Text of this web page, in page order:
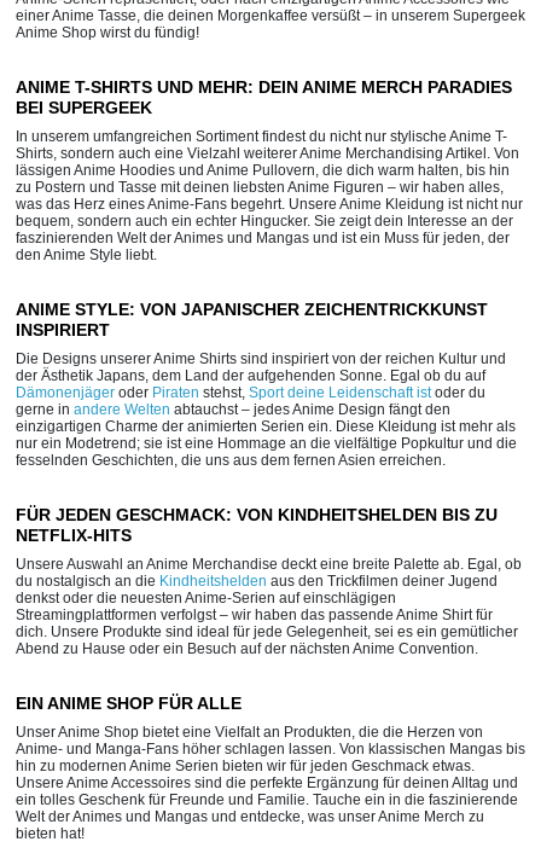
einer Anime Tasse, die deinen Morgenkaffee versüßt – in unserem Supergeek
Anime Shop wirst du fündig!
ANIME T-SHIRTS UND MEHR: DEIN ANIME MERCH PARADIES
BEI SUPERGEEK
In unserem umfangreichen Sortiment findest du nicht nur stylische Anime T-
Shirts, sondern auch eine Vielzahl weiterer Anime Merchandising Artikel. Von
lässigen Anime Hoodies und Anime Pullovern, die dich warm halten, bis hin
zu Postern und Tasse mit deinen liebsten Anime Figuren – wir haben alles,
was das Herz eines Anime-Fans begehrt. Unsere Anime Kleidung ist nicht nur
bequem, sondern auch ein echter Hingucker. Sie zeigt dein Interesse an der
faszinierenden Welt der Animes und Mangas und ist ein Muss für jeden, der
den Anime Style liebt.
ANIME STYLE: VON JAPANISCHER ZEICHENTRICKKUNST
INSPIRIERT
Die Designs unserer Anime Shirts sind inspiriert von der reichen Kultur und
der Ästhetik Japans, dem Land der aufgehenden Sonne. Egal ob du auf
Dämonenjäger oder Piraten stehst, Sport deine Leidenschaft istoder du
gerne in andere Welten abtauchst – jedes Anime Design fängt den
einzigartigen Charme der animierten Serien ein. Diese Kleidung ist mehr als
nur ein Modetrend; sie ist eine Hommage an die vielfältige Popkultur und die
fesselnden Geschichten, die uns aus dem fernen Asien erreichen.
FÜR JEDEN GESCHMACK: VON KINDHEITSHELDEN BIS ZU
NETFLIX-HITS
Unsere Auswahl an Anime Merchandise deckt eine breite Palette ab. Egal, ob
du nostalgisch an die Kindheitshelden aus den Trickfilmen deiner Jugend
denkst oder die neuesten Anime-Serien auf einschlägigen
Streamingplattformen verfolgst – wir haben das passende Anime Shirt für
dich. Unsere Produkte sind ideal für jede Gelegenheit, sei es ein gemütlicher
Abend zu Hause oder ein Besuch auf der nächsten Anime Convention.
EIN ANIME SHOP FÜR ALLE
Unser Anime Shop bietet eine Vielfalt an Produkten, die die Herzen von
Anime- und Manga-Fans höher schlagen lassen. Von klassischen Mangas bis
hin zu modernen Anime Serien bieten wir für jeden Geschmack etwas.
Unsere Anime Accessoires sind die perfekte Ergänzung für deinen Alltag und
ein tolles Geschenk für Freunde und Familie. Tauche ein in die faszinierende
Welt der Animes und Mangas und entdecke, was unser Anime Merch zu
bieten hat!